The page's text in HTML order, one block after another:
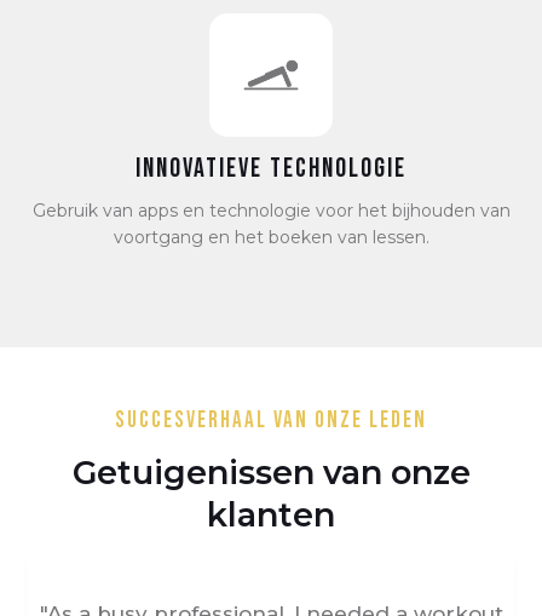
Innovatieve Technologie
Gebruik van apps en technologie voor het bijhouden van
voortgang en het boeken van lessen.
Succesverhaal van onze leden
Getuigenissen van onze
klanten